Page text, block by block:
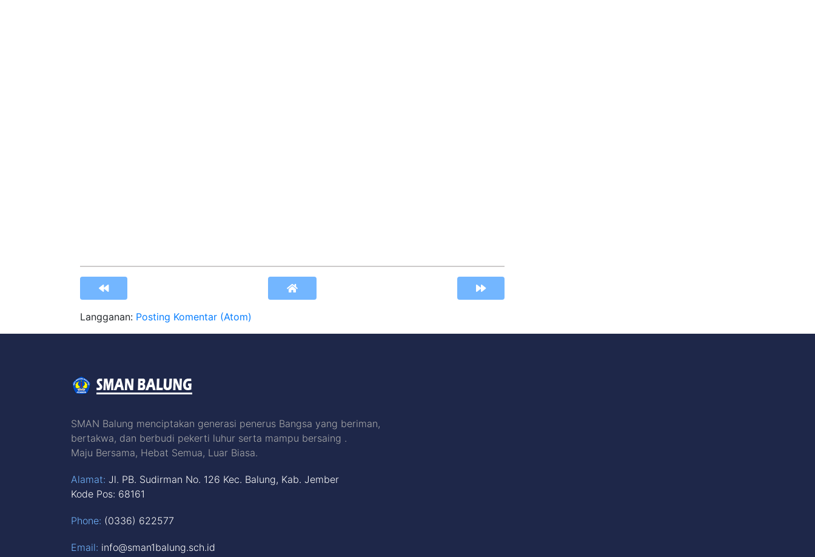
Langganan: Posting Komentar (Atom)
SMAN Balung menciptakan generasi penerus Bangsa yang beriman,
bertakwa, dan berbudi pekerti luhur serta mampu bersaing .
Maju Bersama, Hebat Semua, Luar Biasa.
Alamat: Jl. PB. Sudirman No. 126 Kec. Balung, Kab. Jember
Kode Pos: 68161
Phone: (0336) 622577
Email: info@sman1balung.sch.id